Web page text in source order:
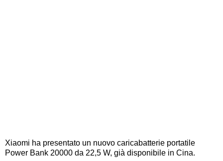
Xiaomi ha presentato un nuovo caricabatterie portatile
Power Bank 20000 da 22,5 W, già disponibile in Cina.